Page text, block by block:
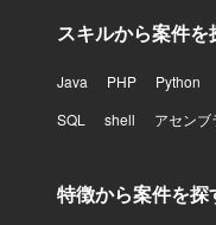
スキルから案件を
Java PHP Python
SQL
shell アセンブ
特徴から案件を探